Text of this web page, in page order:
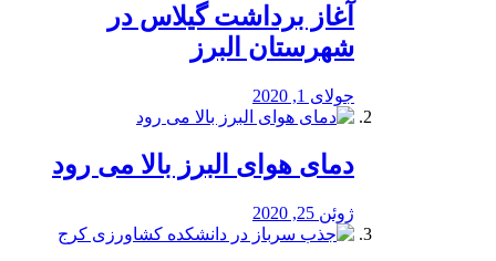
آغاز برداشت گیلاس در
شهرستان البرز
جولای 1, 2020
دمای هوای البرز بالا می رود
ژوئن 25, 2020